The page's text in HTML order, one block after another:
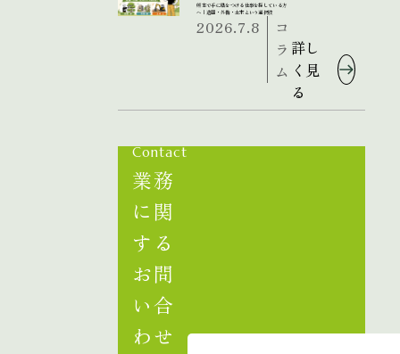
熊本で手に職をつける仕事を探している方
へ｜造園・外構・土木という選択肢
2026.7.8
コ
ラ
ム
詳し
く見
る
Contact
業務
に関
する
お問
い合
わせ